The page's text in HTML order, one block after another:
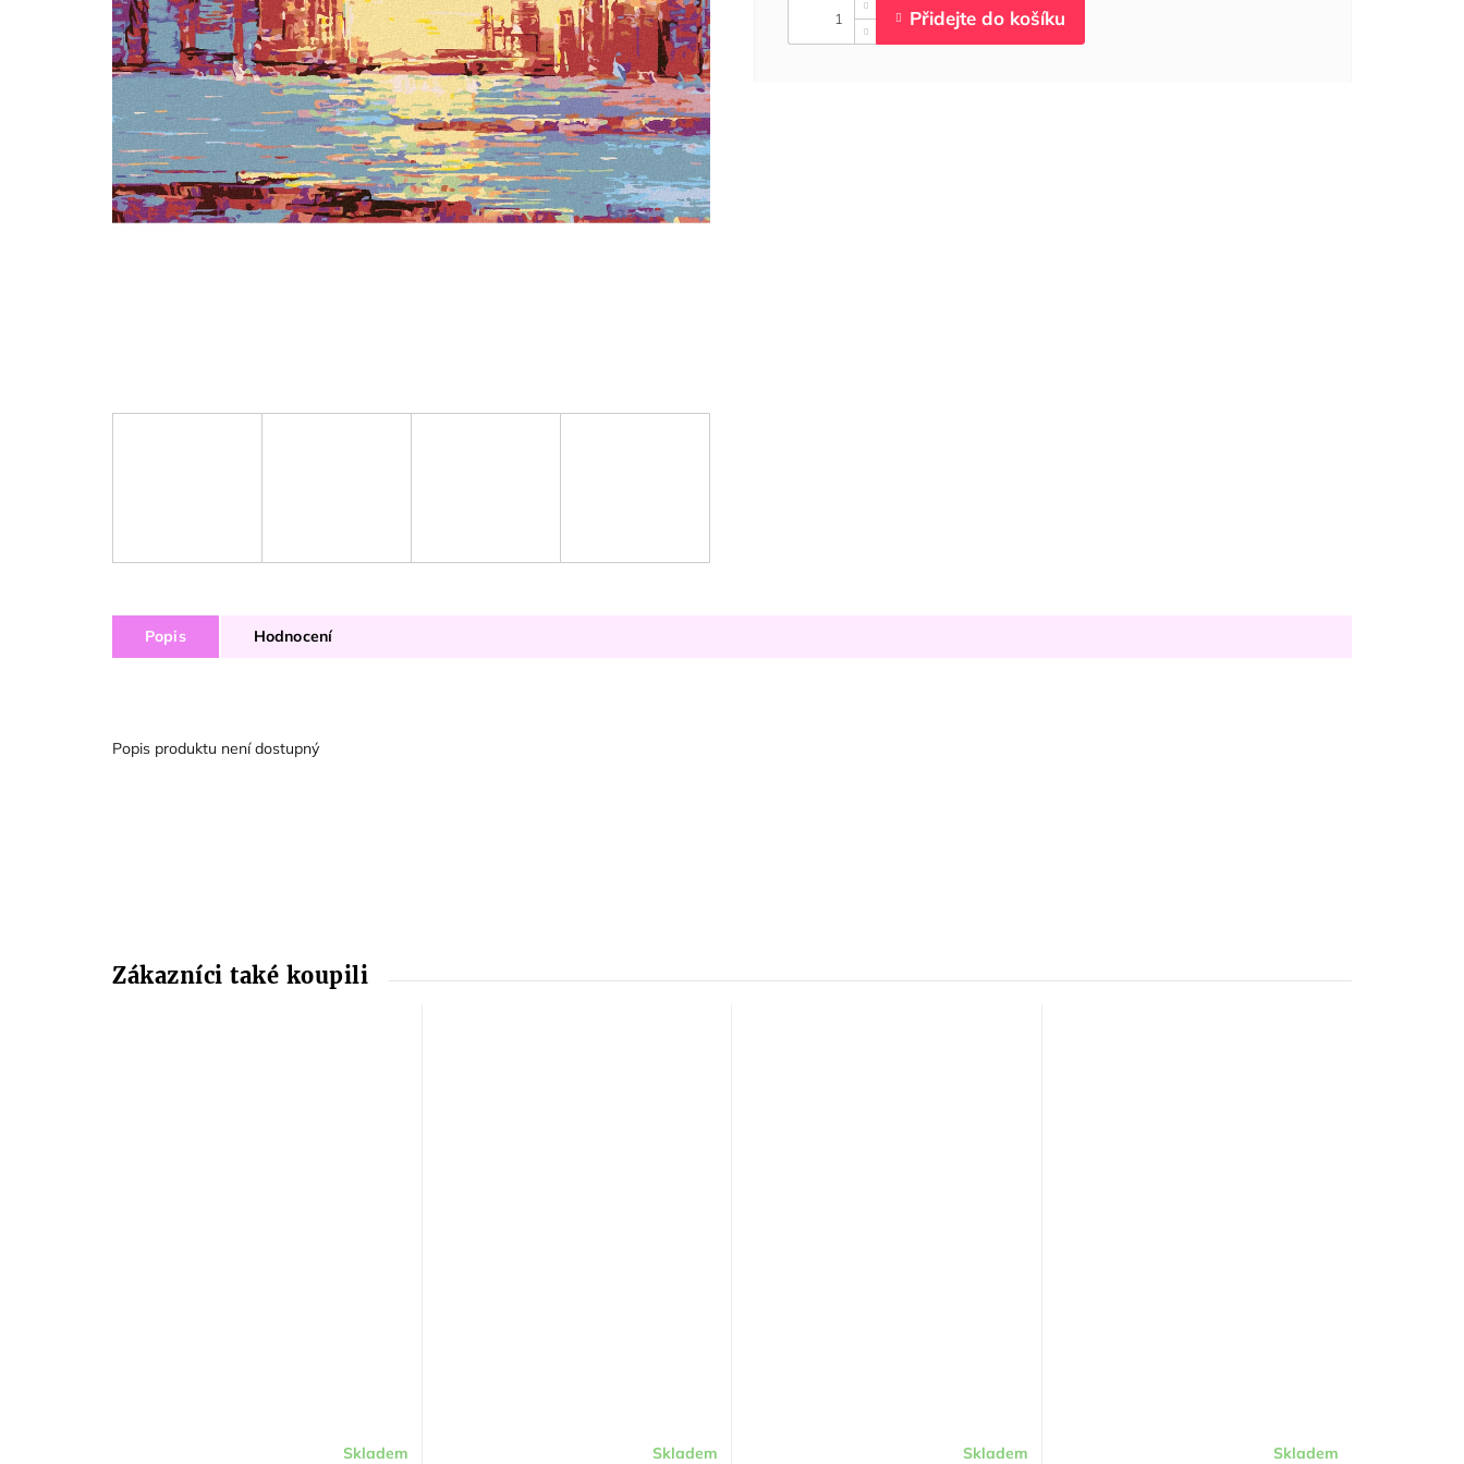
Popis Hodnocení
Popis produktu není dostupný
Skladem Skladem Skladem Skladem